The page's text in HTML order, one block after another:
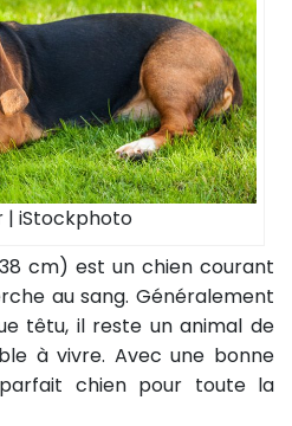
| iStockphoto
cm) est un chien courant
au sang. Généralement
têtu, il reste un animal de
à vivre. Avec une bonne
chien pour toute la